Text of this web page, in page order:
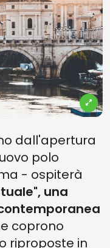
dall'apertura
polo
- ospiterà
una
coprono
riproposte in